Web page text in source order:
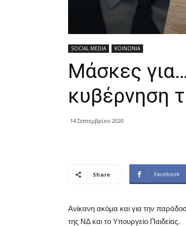
SOCIAL MEDIA ΚΟΙΝΩΝΙΑ
Μάσκες
κυβέρνηση
14 Σεπτεμβρίου 2020
Share Facebook
Ανίκανη ακόμα και για την
της ΝΔ και το Υπουργείο Παιδείας.